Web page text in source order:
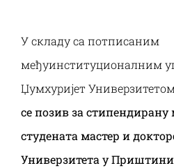
Међународна сарадња
Алумни
У складу са потписаним
међуинституционалним
Џумхуријет
се позив за стипендирану
студената мастер и
Универзитета у